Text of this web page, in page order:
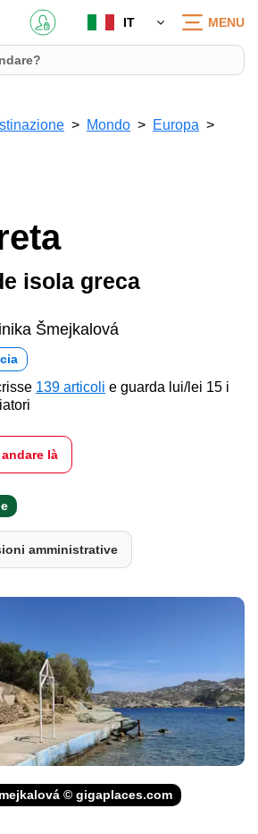
IT MENU
Mondo
Europa
isola greca
Šmejkalová
139 articoli e guarda lui/lei 15 i
là
amministrative
© gigaplaces.com